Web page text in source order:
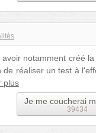
notamment créé
réaliser un test à
plus
Je me coucherai
39434